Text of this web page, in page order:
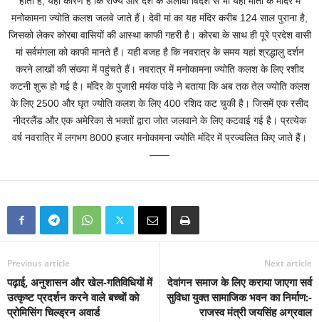
मनोकामना ज्योति कलश जलवे जाते हैं। देवी मां का यह मंदिर करीब 124 साल पुराना है,
जिसको लेकर कोरबा वासियों की आस्था काफी गहरी है। कोरबा के साथ ही पूरे प्रदेश वासी
मां सर्वमंगला को काफी मानते हैं। यही वजह है कि नवरात्र के समय यहां श्रद्धालु दर्शन
करने लाखों की संख्या में पहुंचते हैं। नवरात्र में मनोकामना ज्योति कलश के लिए रशीद
कटनी शुरू हो गई है। मंदिर के पुजारी मयंक पांडे ने बताया कि अब तक तेल ज्योति कलश
के लिए 2500 और घृत ज्योति कलश के लिए 400 रशिद कट चुकी है। जिसमें एक रसीद
नीदरलैंड और एक अमेरिका से भक्तों द्वारा जोत जलवाने के लिए कटवाई गई है। प्रत्येक
वर्ष नवरात्रि में लगभग 8000 हजार मनोकामना ज्योति मंदिर में प्रज्वलित किए जाते हैं।
——
Previous article
पढ़ाई, अनुशासन और खेल-गतिविधियों में
उत्कृष्ट प्रदर्शन करने वाले बच्चों को
प्रोमिसिंग चिल्ड्रन अवार्ड
Next article
देवांगन समाज के लिए कराया जाएगा सर्व
सुविधा युक्त सामाजिक भवन का निर्माण:-
राजस्व मंत्री जयसिंह अग्रवाल